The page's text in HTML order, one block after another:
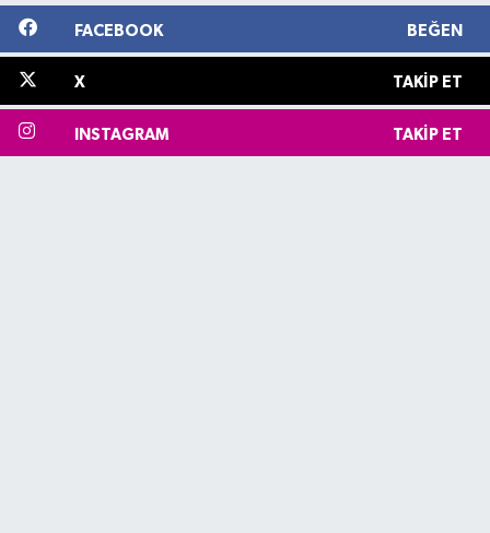
FACEBOOK BEĞEN
X TAKIP ET
INSTAGRAM TAKIP ET